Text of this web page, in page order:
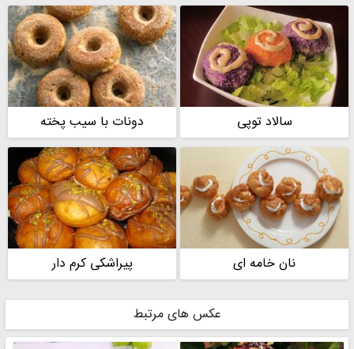
سالاد توپی دونات با سیب پخته
نان خامه ای پیراشکی کرم دار
عکس های مرتبط